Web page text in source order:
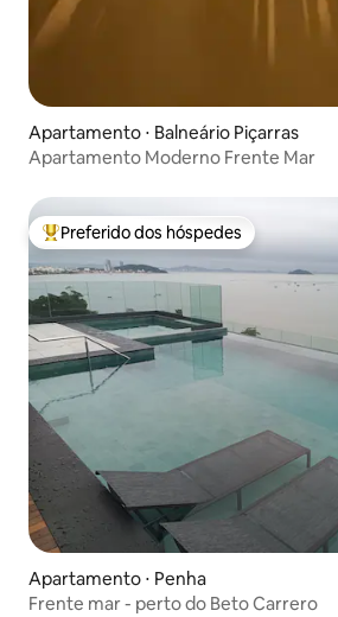
Apartamento ⋅ Balneário Piçarras
Apartamento Moderno Frente Mar
Entre os melhores preferidos dos
Preferido dos hóspedes
Apartamento ⋅ Penha
Frente mar - perto do Beto Carrero